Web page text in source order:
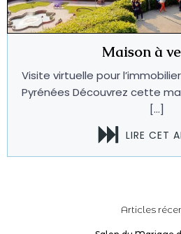
Maison à
Visite virtuelle pour
Pyrénées Découvrez cette
[…]
LIRE CET
Articles